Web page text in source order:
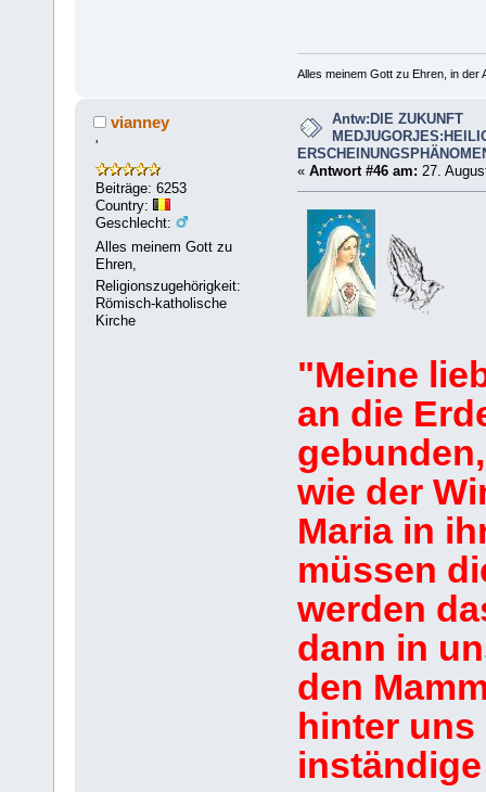
Alles meinem Gott zu Ehren, in der
vianney
'
Beiträge: 6253
Country:
Geschlecht:
Alles meinem Gott zu
Ehren,
Religionszugehörigkeit:
Römisch-katholische
Kirche
Antw:DIE ZUKUNFT
« Antwort #46 am: 27.
"Meine
an die
wie der
Maria in
müssen
werden
dann in
den
hinter